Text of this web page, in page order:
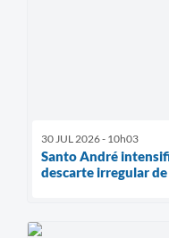
30 JUL 2026 - 10h03
Santo André
descarte irregular